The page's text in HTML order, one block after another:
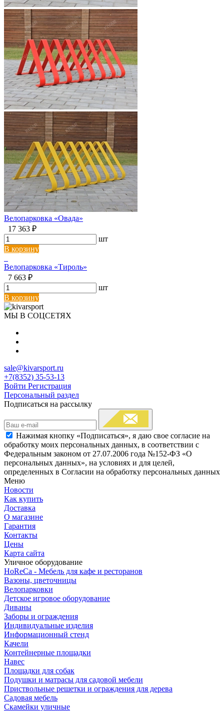
Велопарковка «Овада»
17 363 ₽
шт
В корзину
Велопарковка «Тироль»
7 663 ₽
шт
В корзину
МЫ В СОЦСЕТЯХ
sale@kivarsport.ru
+7(8352) 35-53-13
Войти Регистрация
Персональный раздел
Подписаться на рассылку
Нажимая кнопку «Подписаться», я даю свое согласие на
обработку моих персональных данных, в соответствии с
Федеральным законом от 27.07.2006 года №152-ФЗ «О
персональных данных», на условиях и для целей,
определенных в Согласии на обработку персональных данных
Меню
Новости
Как купить
Доставка
О магазине
Гарантия
Контакты
Цены
Карта сайта
Уличное оборудование
HoReCa - Мебель для кафе и ресторанов
Вазоны, цветочницы
Велопарковки
Детское игровое оборудование
Диваны
Заборы и ограждения
Индивидуальные изделия
Информационный стенд
Качели
Контейнерные площадки
Навес
Площадки для собак
Подушки и матрасы для садовой мебели
Приствольные решетки и ограждения для дерева
Садовая мебель
Скамейки уличные